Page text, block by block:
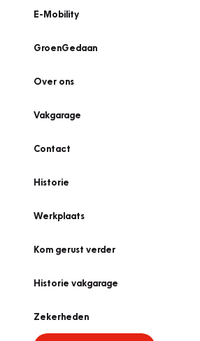
E-Mobility
GroenGedaan
Over ons
Vakgarage
Contact
Historie
Werkplaats
Kom gerust verder
Historie vakgarage
Zekerheden